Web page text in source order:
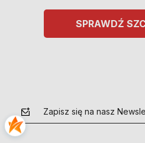
SPRAWDŹ
Zapisz się na nasz